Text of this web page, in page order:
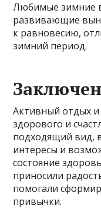
Любимые зимние
развивающие
к равновесию,
зимний период.
Активный отдых
здорового и
подходящий вид,
интересы и
состояние
приносили
помогали
привычки.